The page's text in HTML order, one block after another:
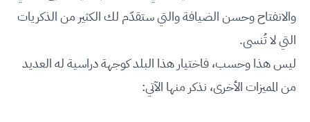
والانفتاح وحسن الضيافة والتي ستقدّم لك الكثير من الذكريات
التي لا تُنسى.
ليس هذا وحسب، فاختيار هذا البلد كوجهة دراسية له العديد
من المميزات الأخرى، نذكر منها الآتي: